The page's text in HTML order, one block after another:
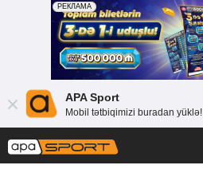
APA Sport
Mobil tətbiqimizi buradan yüklə!